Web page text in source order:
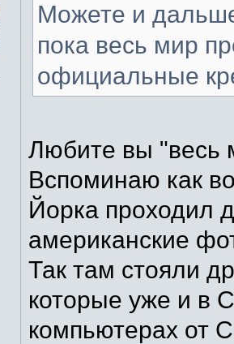
Можете и
пока весь мир
официальные
Любите вы "весь
Вспоминаю как
Йорка проходил
американские
Так там стояли
которые уже и в
компьютерах от